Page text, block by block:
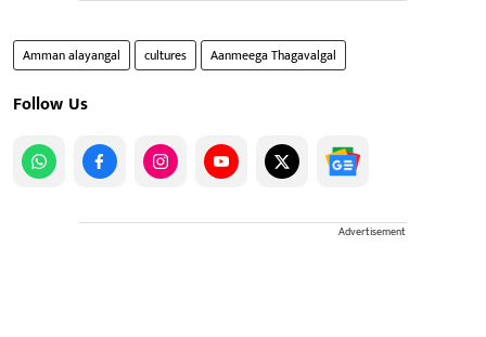
Amman alayangal cultures Aanmeega Thagavalgal
Follow Us
Advertisement